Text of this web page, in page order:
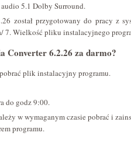
5.1 Dolby Surround.
został przygotowany do pracy z
7. Wielkość pliku instalacyjnego
Converter 6.2.26 za darmo?
plik instalacyjny programu.
do godz 9:00.
w wymaganym czasie pobrać i
programu.